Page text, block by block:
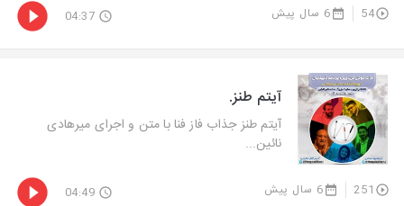
54 6 سال پیش 04:37
آیتم طنز.
آیتم طنز جذاب فاز فنا با متن و اجرای میرهادی
نائین...
251 6 سال پیش 04:49